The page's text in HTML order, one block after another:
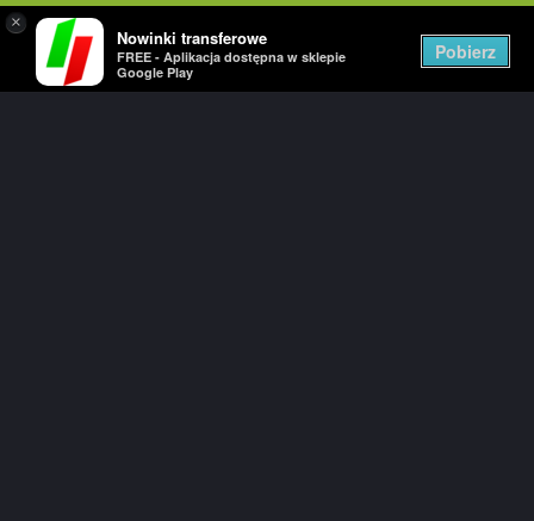
×
Nowinki transferowe
FREE - Aplikacja dostępna w sklepie
Google Play
Pobierz